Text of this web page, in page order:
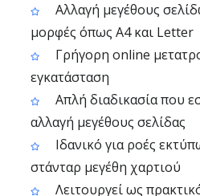
Αλλαγή μεγέθους
μορφές όπως A4 και Letter
Γρήγορη online
εγκατάσταση
Απλή διαδικασία που
αλλαγή μεγέθους σελίδας
Ιδανικό για ροές
στάνταρ μεγέθη χαρτιού
Λειτουργεί ως